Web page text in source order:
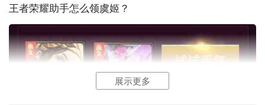
第五步：提交动态
修改完攻略内容后，点击提交按钮即可将你的攻略发布
出去。其他玩家就能够在王者荣耀帮手中看到你的攻略
王者荣耀助手怎么领虞姬？
展示更多